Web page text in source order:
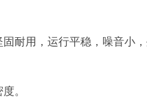
耐用，运行平稳，噪音小
。